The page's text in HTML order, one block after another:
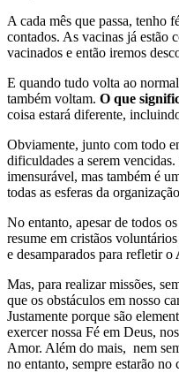
A cada mês que passa, tenho
contados. As vacinas já estão
vacinados e então iremos
E quando tudo volta ao
também voltam. O que
coisa estará diferente,
Obviamente, junto com todo
dificuldades a serem
imensurável, mas também é
todas as esferas da
No entanto, apesar de todos
resume em cristãos
e desamparados para refletir o
Mas, para realizar missões,
que os obstáculos em nosso
Justamente porque são
exercer nossa Fé em Deus,
Amor. Além do mais, nem
no entanto, sempre estarão no